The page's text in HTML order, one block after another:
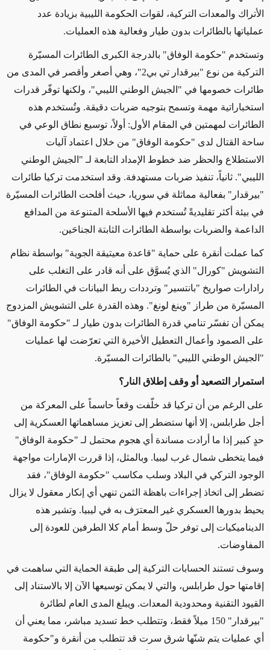
الأتراك والمعدات التركية، لقوات الحكومة الليبية بزيادة عدد
عملياتها بالطائرات بدون طيار وفعالية هذه العمليات.
وتستخدم "حكومة الوفاق" بالدرجة الكبرى الطائرات المسيّرة
التركية من نوع "بيرقدار تي بي2"، وهي أصغر وأقصر في المدى من
طائرات خصومها في "الجيش الوطني الليبي"، ولكنها توفّر قدرات
استخباراتية مهمة وتسمح بتوجيه ضربات دقيقة. وتُستخدم هذه
الطائرات لمهمتين في المقام الأول: أولاً، توسيع نطاق الوعي في
ساحة القتال لدى "حكومة الوفاق" من خلال اعتماد آليات
الاستطلاع والحظر ضد خطوط الإمداد التابعة لـ "الجيش الوطني
الليبي". ثانياً، تنفيذ ضربات مستهدفة. وقد استخدمت تركيا طائرات
"بيرقدار" بفعالية مماثلة في سوريا، حيث أفلحت الطائرات المسيّرة
في بيئة أكثر تقليديةً تُستخدم فيها الأسلحة المتنوعة من المدافع
الداعمة والضربات بواسطة الطائرات الثابتة الجناحَين.
كما عملت أنقرة على حماية "قاعدة معيتيقة الجوية" بواسطة نظام
التشويش "كورال" الذي يُسوَّق على أنه قادر على التغلب على
رادارات صواريخ "بانتسير" وترددات ربط البيانات في الطائرات
المسيّرة من طراز "وينغ لونغ". وهذه القدرة على التشويش المزدوج
يمكن أن تفسّر تنامي قدرة الطائرات بدون طيار لـ "حكومة الوفاق"
على الصمود وأعمال التعطيل الأخيرة التي تعرّضت لها عمليات
"الجيش الوطني الليبي" بالطائرات المسيّرة.
استمرار التصعيد أو وقف إطلاق النار؟
على الرغم من أن تركيا قد خلّفت وقعاً حاسماً على المعركة من
أجل طرابلس، إلا أنها ستضطر إلى تعزيز مساهماتها العسكرية إلى
حدٍ كبير إذا ما أرادت مساندة أي هجوم محتمل لـ "حكومة الوفاق"
فيما يتخطى شمال غرب ليبيا. وبالمثل، إذا قررت الإمارات مواجهة
الوجود التركي في البلاد وسلب مكاسب "حكومة الوفاق"، فقد
تضطر إلى اتخاذ إجراءات باهظة الثمن تنهي أي إنكار معقول لا يزال
يحيط بدورها العسكري غير المعترَف به في ليبيا. وتشير هذه
الديناميكيات إلى توفر حلّ وسط أمام كلا الطرفين للعودة إلى
المفاوضات.
وسوف تستند الحسابات التركية إلى طبقة الحماية التي ساهمت في
إقامتها حول طرابلس، والتي لا يمكن توسيعها الآن إلا بالاستناد إلى
القيود التقنية ومحدودية المعدات. ويبلغ المدى العام لطائرة
"بيرقدار" 150 ميلاً فقط، وتتطلب خط تسديد مباشر، مما يعني أن
أي عمليات يتم شنّها شرق سرت قد تتطلب من أنقرة و"حكومة